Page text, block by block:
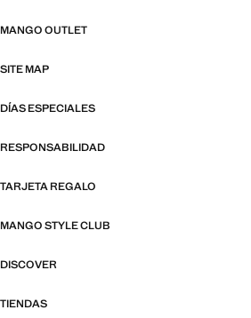
MANGO OUTLET
SITE MAP
DÍAS ESPECIALES
RESPONSABILIDAD
TARJETA REGALO
MANGO STYLE CLUB
DISCOVER
TIENDAS